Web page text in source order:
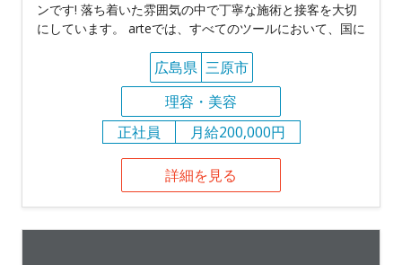
ンです! 落ち着いた雰囲気の中で丁寧な施術と接客を大切
にしています。 arteでは、すべてのツールにおいて、国に
広島県 三原市
理容・美容
正社員
月給200,000円
詳細を見る